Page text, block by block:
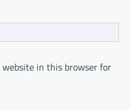
website in this browser for